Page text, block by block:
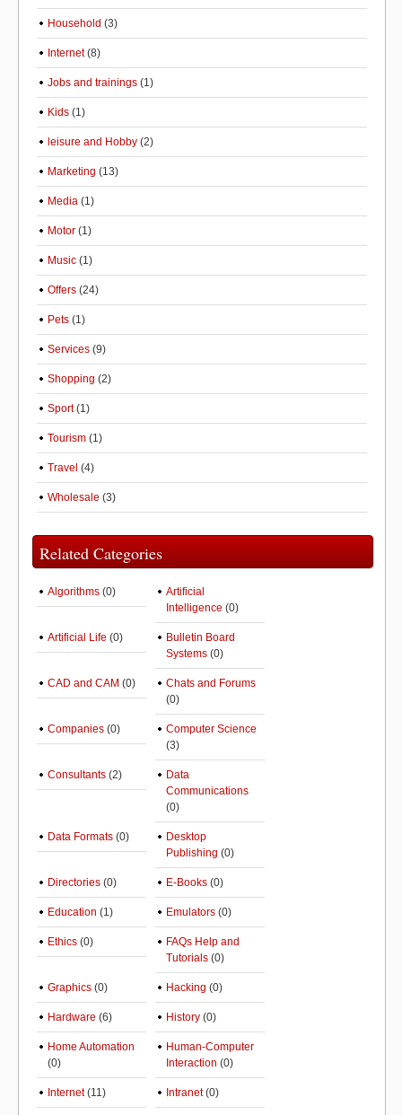
Household (3)
Internet(8)
Jobs and trainings (1)
Kids (1)
leisure and Hobby (2)
Marketing (13)
Media (1)
Motor (1)
Music (1)
Offers (24)
Pets (1)
Services (9)
Shopping (2)
Sport(1)
Tourism (1)
Travel (4)
Wholesale (3)
Related Categories
Algorithms (0)
Artificial
Intelligence (0)
Artificial Life (0)
Bulletin Board
Systems (0)
CAD and CAM (0)
Chats and Forums
(0)
Companies (0)
Computer Science
(3)
Consultants (2)
Data
Communications
(0)
Data Formats (0)
Desktop
Publishing (0)
Directories (0) E-Books (0)
Education (1) Emulators (0)
Ethics (0)
FAQs Help and
Tutorials (0)
Graphics (0) Hacking (0)
Hardware (6) History (0)
Home Automation
(0)
Human-Computer
Interaction (0)
Internet(11) Intranet(0)